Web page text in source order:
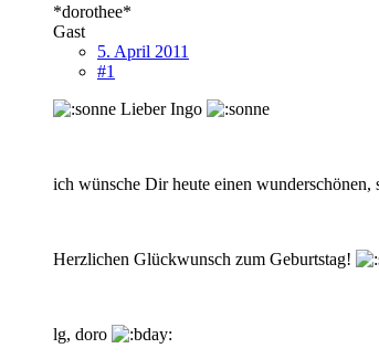
*dorothee*
Gast
5. April 2011
#1
Lieber Ingo
ich wünsche Dir heute einen
Herzlichen Glückwunsch zum Geburtstag!
lg, doro